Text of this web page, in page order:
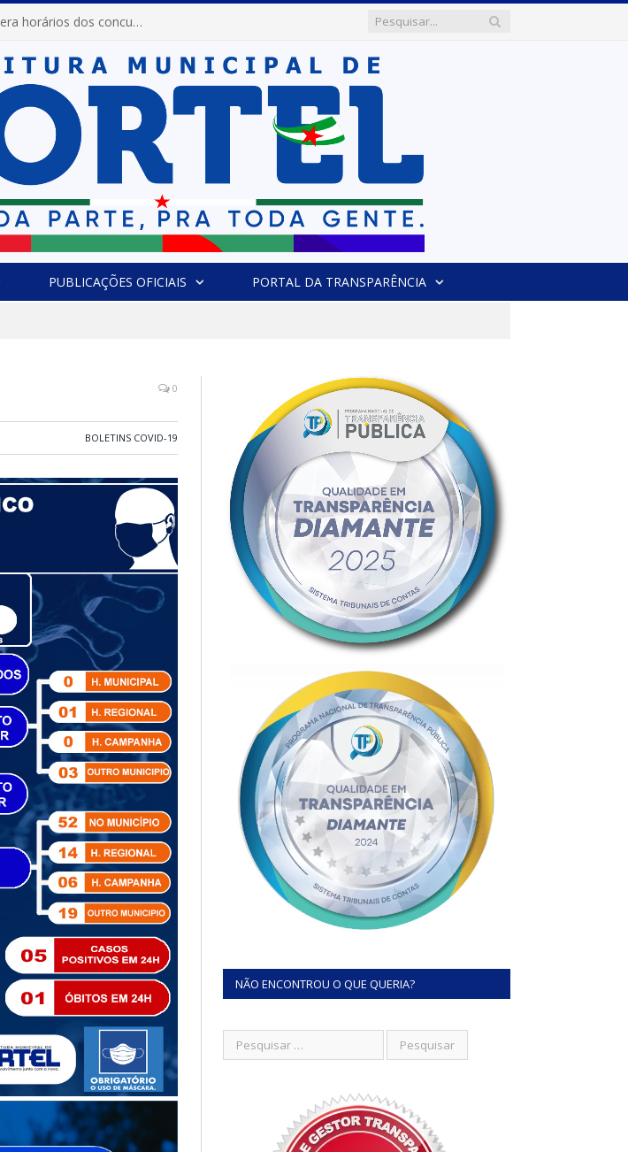
Prefeitura de Portel prorroga inscrições e altera horários dos concursos “Musa” e “Miss Mix Verão 2026”
PUBLICAÇÕES OFICIAIS PORTAL DA TRANSPARÊNCIA
0
BOLETINS COVID-19
NÃO ENCONTROU O QUE QUERIA?